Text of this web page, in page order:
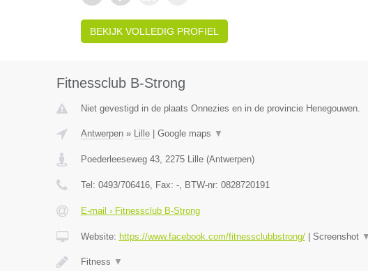
BEKIJK VOLLEDIG PROFIEL
Fitnessclub B-Strong
Niet gevestigd in de plaats Onnezies en in de provincie Henegouwen.
Antwerpen» Lille| Google maps ▼
Poederleeseweg 43, 2275 Lille(Antwerpen)
Tel: 0493/706416, Fax: -, BTW-nr: 0828720191
E-mail › Fitnessclub B-Strong
Website: https://www.facebook.com/fitnessclubbstrong/| Screenshot ▼
Fitness ▼